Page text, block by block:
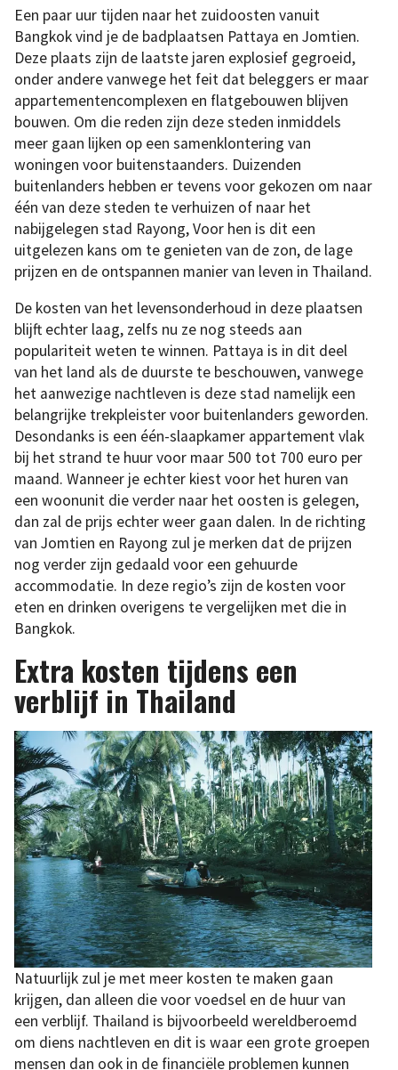
Een paar uur tijden naar het zuidoosten vanuit
Bangkok vind je de badplaatsen Pattaya en Jomtien.
Deze plaats zijn de laatste jaren explosief gegroeid,
onder andere vanwege het feit dat beleggers er maar
appartementencomplexen en flatgebouwen blijven
bouwen. Om die reden zijn deze steden inmiddels
meer gaan lijken op een samenklontering van
woningen voor buitenstaanders. Duizenden
buitenlanders hebben er tevens voor gekozen om naar
één van deze steden te verhuizen of naar het
nabijgelegen stad Rayong, Voor hen is dit een
uitgelezen kans om te genieten van de zon, de lage
prijzen en de ontspannen manier van leven in Thailand.
De kosten van het levensonderhoud in deze plaatsen
blijft echter laag, zelfs nu ze nog steeds aan
populariteit weten te winnen. Pattaya is in dit deel
van het land als de duurste te beschouwen, vanwege
het aanwezige nachtleven is deze stad namelijk een
belangrijke trekpleister voor buitenlanders geworden.
Desondanks is een één-slaapkamer appartement vlak
bij het strand te huur voor maar 500 tot 700 euro per
maand. Wanneer je echter kiest voor het huren van
een woonunit die verder naar het oosten is gelegen,
dan zal de prijs echter weer gaan dalen. In de richting
van Jomtien en Rayong zul je merken dat de prijzen
nog verder zijn gedaald voor een gehuurde
accommodatie. In deze regio’s zijn de kosten voor
eten en drinken overigens te vergelijken met die in
Bangkok.
Extra kosten tijdens een
verblijf in Thailand
Natuurlijk zul je met meer kosten te maken gaan
krijgen, dan alleen die voor voedsel en de huur van
een verblijf. Thailand is bijvoorbeeld wereldberoemd
om diens nachtleven en dit is waar een grote groepen
mensen dan ook in de financiële problemen kunnen